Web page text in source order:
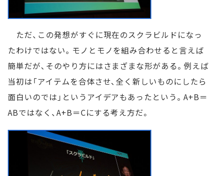
ただ、この発想がすぐに現在のスクラビルドになっ
たわけではない。モノとモノを組み合わせると言えば
簡単だが、そのやり方にはさまざまな形がある。例えば
当初は「アイテムを合体させ、全く新しいものにしたら
面白いのでは」というアイデアもあったという。A+B＝
ABではなく、A+B＝Cにする考え方だ。